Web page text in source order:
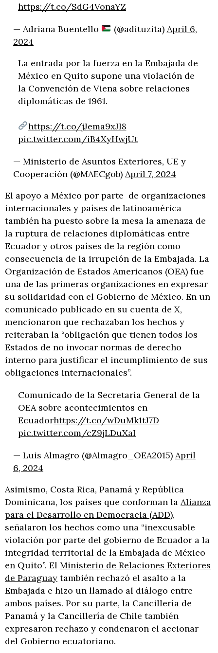
https://t.co/SdG4VonaYZ
— Adriana Buentello
(@adituzita) April 6,
2024
La entrada por la fuerza en la Embajada de
México en Quito supone una violación de
la Convención de Viena sobre relaciones
diplomáticas de 1961.
https://t.co/jJema9xJI8
pic.twitter.com/iB4XyHwjUt
— Ministerio de Asuntos Exteriores, UE y
Cooperación (@MAECgob) April 7, 2024
El apoyo a México por parte de organizaciones
internacionales y países de latinoamérica
también ha puesto sobre la mesa la amenaza de
la ruptura de relaciones diplomáticas entre
Ecuador y otros países de la región como
consecuencia de la irrupción de la Embajada. La
Organización de Estados Americanos (OEA) fue
una de las primeras organizaciones en expresar
su solidaridad con el Gobierno de México. En un
comunicado publicado en su cuenta de X,
mencionaron que rechazaban los hechos y
reiteraban la “obligación que tienen todos los
Estados de no invocar normas de derecho
interno para justificar el incumplimiento de sus
obligaciones internacionales”.
Comunicado de la Secretaría General de la
OEA sobre acontecimientos en
Ecuadorhttps://t.co/wDuMk1tJ7D
pic.twitter.com/cZ9jLDuXaI
— Luis Almagro (@Almagro_OEA2015) April
6, 2024
Asimismo, Costa Rica, Panamá y República
Dominicana, los países que conforman la Alianza
para el Desarrollo en Democracia (ADD),
señalaron los hechos como una “inexcusable
violación por parte del gobierno de Ecuador a la
integridad territorial de la Embajada de México
en Quito”. El Ministerio de Relaciones Exteriores
de Paraguay también rechazó el asalto a la
Embajada e hizo un llamado al diálogo entre
ambos países. Por su parte, la Cancillería de
Panamá y la Cancillería de Chile también
expresaron rechazo y condenaron el accionar
del Gobierno ecuatoriano.